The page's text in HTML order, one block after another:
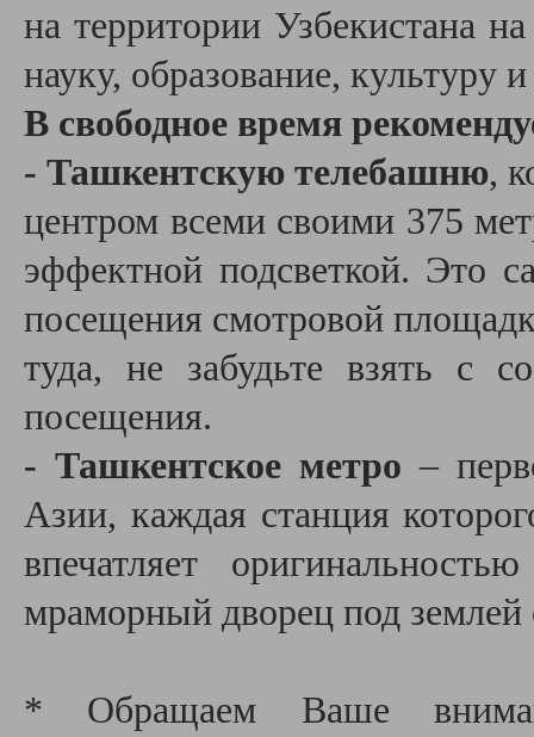
на территории Узбекистана
науку, образование, культуру
В свободное время
- Ташкентскую телебашню,
центром всеми своими 375
эффектной подсветкой. Это
посещения смотровой
туда, не забудьте взять с
посещения.
- Ташкентское метро –
Азии, каждая станция
впечатляет
мраморный дворец под
* Обращаем Ваше